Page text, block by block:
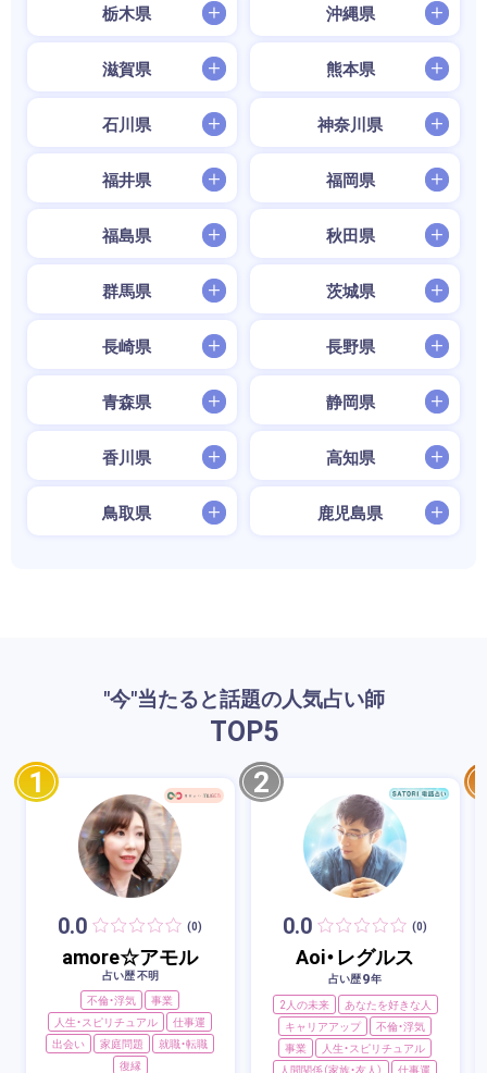
栃木県 沖縄県
滋賀県 熊本県
石川県 神奈川県
福井県 福岡県
福島県 秋田県
群馬県 茨城県
長崎県 長野県
青森県 静岡県
香川県 高知県
鳥取県 鹿児島県
"今"当たると話題の人気占い師
TOP5
1
0.0 (0)
amore☆アモル
占い歴 不明
不倫・浮気
事業
人生・スピリチュアル
仕事運
出会い
家庭問題
就職・転職
復縁
2
0.0 (0)
Aoi・レグルス
占い歴9年
2人の未来
あなたを好きな人
キャリアアップ
不倫・浮気
事業
人生・スピリチュアル
人間関係（家族・友人）
仕事運